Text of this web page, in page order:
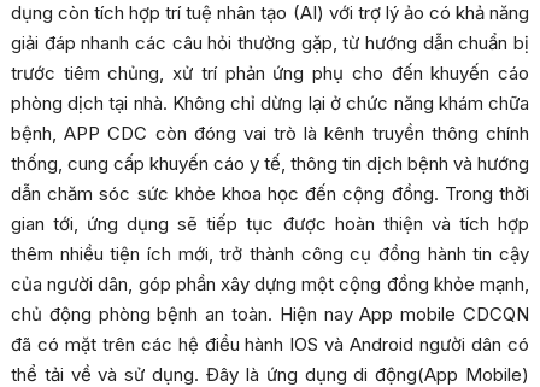
dụng còn tích hợp trí tuệ nhân tạo (AI) với trợ lý ảo có khả năng
giải đáp nhanh các câu hỏi thường gặp, từ hướng dẫn chuẩn bị
trước tiêm chủng, xử trí phản ứng phụ cho đến khuyến cáo
phòng dịch tại nhà. Không chỉ dừng lại ở chức năng khám chữa
bệnh, APP CDC còn đóng vai trò là kênh truyền thông chính
thống, cung cấp khuyến cáo y tế, thông tin dịch bệnh và hướng
dẫn chăm sóc sức khỏe khoa học đến cộng đồng. Trong thời
gian tới, ứng dụng sẽ tiếp tục được hoàn thiện và tích hợp
thêm nhiều tiện ích mới, trở thành công cụ đồng hành tin cậy
của người dân, góp phần xây dựng một cộng đồng khỏe mạnh,
chủ động phòng bệnh an toàn. Hiện nay App mobile CDCQN
đã có mặt trên các hệ điều hành IOS và Android người dân có
thể tải về và sử dụng. Đây là ứng dụng di động(App Mobile)